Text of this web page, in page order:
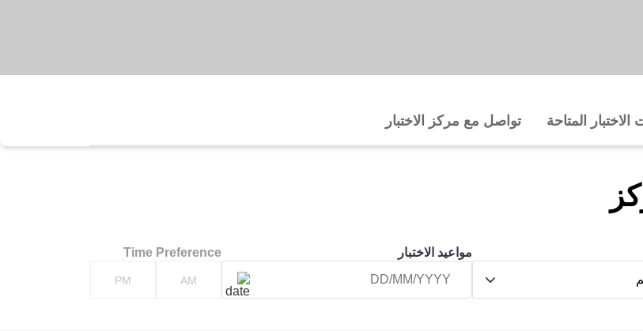
المتاحة تواصل مع مركز الاختبار
مواعيد الاختبار Time Preference
AM
PM